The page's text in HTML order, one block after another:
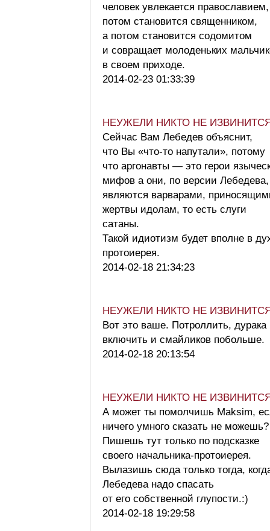
человек увлекается православием,
потом становится священником,
а потом становится содомитом
и совращает молоденьких
в своем приходе.
2014-02-23 01:33:39
НЕУЖЕЛИ НИКТО НЕ
Сейчас Вам Лебедев объяснит,
что Вы «что-то напутали», потому
что аргонавты — это герои
мифов а они, по версии Лебедева,
являются варварами,
жертвы идолам, то есть слуги
сатаны.
Такой идиотизм будет вполне в
протоиерея.
2014-02-18 21:34:23
НЕУЖЕЛИ НИКТО НЕ
Вот это ваше. Потроллить, дурака
включить и смайликов побольше.
2014-02-18 20:13:54
НЕУЖЕЛИ НИКТО НЕ
А может ты помолчишь Maksim,
ничего умного сказать не можешь?
Пишешь тут только по подсказке
своего начальника-протоиерея.
Вылазишь сюда только тогда,
Лебедева надо спасать
от его собственной глупости.:)
2014-02-18 19:29:58